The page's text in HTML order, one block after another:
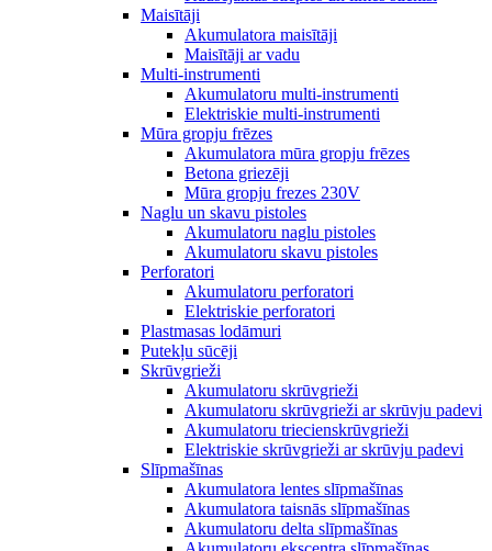
Maisītāji
Akumulatora maisītāji
Maisītāji ar vadu
Multi-instrumenti
Akumulatoru multi-instrumenti
Elektriskie multi-instrumenti
Mūra gropju frēzes
Akumulatora mūra gropju frēzes
Betona griezēji
Mūra gropju frezes 230V
Naglu un skavu pistoles
Akumulatoru naglu pistoles
Akumulatoru skavu pistoles
Perforatori
Akumulatoru perforatori
Elektriskie perforatori
Plastmasas lodāmuri
Putekļu sūcēji
Skrūvgrieži
Akumulatoru skrūvgrieži
Akumulatoru skrūvgrieži ar skrūvju padevi
Akumulatoru triecienskrūvgrieži
Elektriskie skrūvgrieži ar skrūvju padevi
Slīpmašīnas
Akumulatora lentes slīpmašīnas
Akumulatora taisnās slīpmašīnas
Akumulatoru delta slīpmašīnas